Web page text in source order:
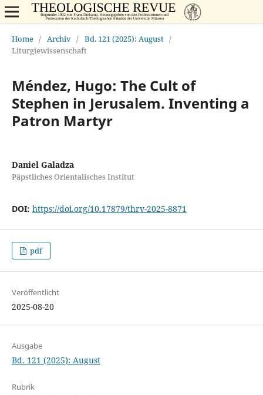
Home / Archiv / Bd. 121 (2025): August /
Liturgiewissenschaft
Méndez, Hugo: The Cult of
Stephen in Jerusalem. Inventing a
Patron Martyr
Daniel Galadza
Päpstliches Orientalisches Institut
DOI: https://doi.org/10.17879/thrv-2025-8871
pdf
Veröffentlicht
2025-08-20
Ausgabe
Bd. 121 (2025): August
Rubrik